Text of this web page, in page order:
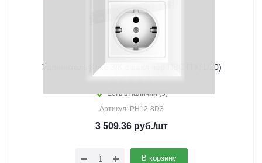
Удлинитель 8гн с 3/К с выкл чер ПВС ITK(1/20)
Есть в наличии (5)
Артикул: PH12-8D3
3 509.36 руб./шт
В корзину